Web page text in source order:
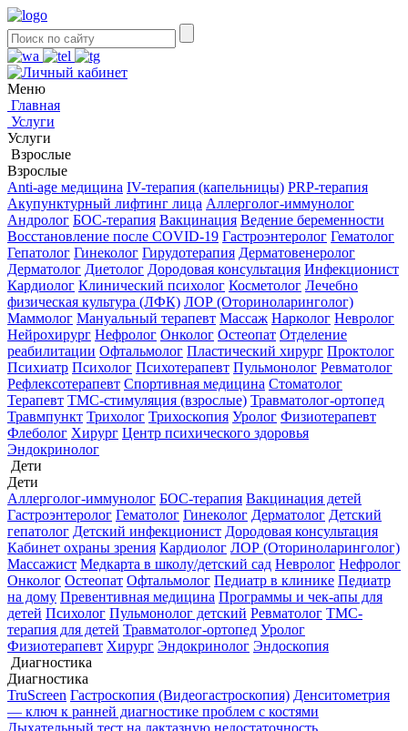
Меню
Главная
Услуги
Услуги
Взрослые
Взрослые
Anti-age медицина IV-терапия (капельницы) PRP-терапия
Акупунктурный лифтинг лица Аллерголог-иммунолог
Андролог БОС-терапия Вакцинация Ведение беременности
Восстановление после COVID-19 Гастроэнтеролог Гематолог
Гепатолог Гинеколог Гирудотерапия Дерматовенеролог
Дерматолог Диетолог Дородовая консультация Инфекционист
Кардиолог Клинический психолог Косметолог Лечебно
физическая культура (ЛФК) ЛОР (Оториноларинголог)
Маммолог Мануальный терапевт Массаж Нарколог Невролог
Нейрохирург Нефролог Онколог Остеопат Отделение
реабилитации Офтальмолог Пластический хирург Проктолог
Психиатр Психолог Психотерапевт Пульмонолог Ревматолог
Рефлексотерапевт Спортивная медицина Стоматолог
Терапевт ТМС-стимуляция (взрослые) Травматолог-ортопед
Травмпункт Трихолог Трихоскопия Уролог Физиотерапевт
Флеболог Хирург Центр психического здоровья
Эндокринолог
Дети
Дети
Аллерголог-иммунолог БОС-терапия Вакцинация детей
Гастроэнтеролог Гематолог Гинеколог Дерматолог Детский
гепатолог Детский инфекционист Дородовая консультация
Кабинет охраны зрения Кардиолог ЛОР (Оториноларинголог)
Массажист Медкарта в школу/детский сад Невролог Нефролог
Онколог Остеопат Офтальмолог Педиатр в клинике Педиатр
на дому Превентивная медицина Программы и чек-апы для
детей Психолог Пульмонолог детский Ревматолог ТМС-
терапия для детей Травматолог-ортопед Уролог
Физиотерапевт Хирург Эндокринолог Эндоскопия
Диагностика
Диагностика
TruScreen Гастроскопия (Видеогастроскопия) Денситометрия
— ключ к ранней диагностике проблем с костями
Дыхательный тест на лактазную недостаточность